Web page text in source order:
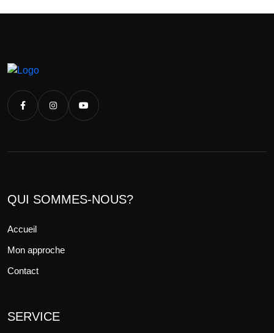
QUI SOMMES-NOUS?
Accueil
Mon approche
Contact
SERVICE